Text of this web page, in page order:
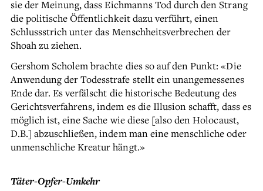
sie der Meinung, dass Eichmanns Tod durch den Strang
die politische Öffentlichkeit dazu verführt, einen
Schlussstrich unter das Menschheitsverbrechen der
Shoah zu ziehen.
Gershom Scholem brachte dies so auf den Punkt: «Die
Anwendung der Todesstrafe stellt ein unangemessenes
Ende dar. Es verfälscht die historische Bedeutung des
Gerichtsverfahrens, indem es die Illusion schafft, dass es
möglich ist, eine Sache wie diese [also den Holocaust,
D.B.] abzuschließen, indem man eine menschliche oder
unmenschliche Kreatur hängt.»
Täter-Opfer-Umkehr